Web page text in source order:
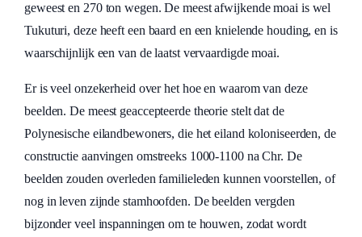
geweest en 270 ton wegen. De meest afwijkende moai is wel
Tukuturi, deze heeft een baard en een knielende houding, en is
waarschijnlijk een van de laatst vervaardigde moai.
Er is veel onzekerheid over het hoe en waarom van deze
beelden. De meest geaccepteerde theorie stelt dat de
Polynesische eilandbewoners, die het eiland koloniseerden, de
constructie aanvingen omstreeks 1000-1100 na Chr. De
beelden zouden overleden familieleden kunnen voorstellen, of
nog in leven zijnde stamhoofden. De beelden vergden
bijzonder veel inspanningen om te houwen, zodat wordt